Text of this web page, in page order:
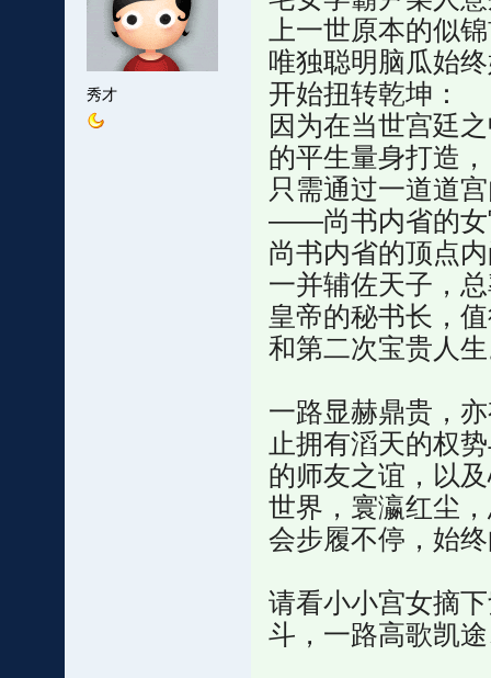
秀才
上一世原本的似
唯独聪明脑瓜始
开始扭转乾坤：
因为在当世宫廷
的平生量身打造，
只需通过一道道
——尚书内省的女
尚书内省的顶点
一并辅佐天子，
皇帝的秘书长，
和第二次宝贵人
一路显赫鼎贵，
止拥有滔天的权
的师友之谊，以
世界，寰瀛红尘
会步履不停，始
请看小小宫女摘
斗，一路高歌凯